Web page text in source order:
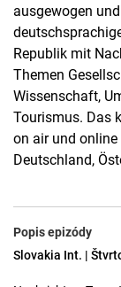
ausgewogen
Republik mit
Themen
Wissenschaft,
Tourismus. Das
on air und
Deutschland,
Popis epizódy
Slovakia Int. |